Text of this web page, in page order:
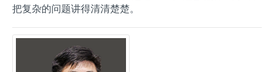
把复杂的问题讲得清清楚楚。